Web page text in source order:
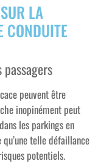
LA
CONDUITE
peuvent être
inopinément peut
les parkings en
telle défaillance
potentiels.